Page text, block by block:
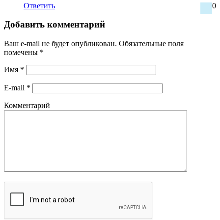
0
Ответить
Добавить комментарий
Ваш e-mail не будет опубликован. Обязательные поля
помечены *
Имя *
E-mail *
Комментарий